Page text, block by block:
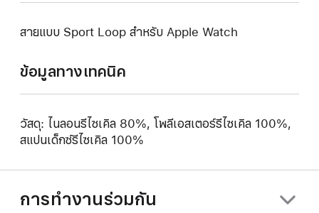
สายแบบ Sport Loop สำหรับ Apple Watch
ข้อมูลทางเทคนิค
วัสดุ: ไนลอนรีไซเคิล 80%, โพลีเอสเตอร์รีไซเคิล 100%,
สแปนเด็กซ์รีไซเคิล 100%
การทำงานร่วมกัน